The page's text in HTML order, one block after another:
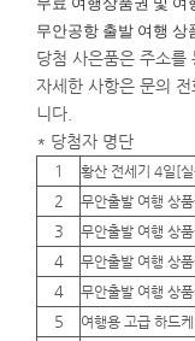
무안공항 출발 여행 상
당첨 사은품은 주소를
자세한 사항은 문의
니다.
* 당첨자 명단
1 황산 전세기 4일[
2
무안출발 여행 상
3
무안출발 여행 상
4
무안출발 여행 상
4
무안출발 여행 상
5
여행용 고급 하드